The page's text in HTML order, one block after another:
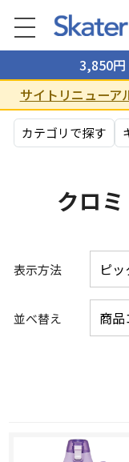
3,850円
サイトリニューア
カテゴリで探す
クロ
表示方法
並べ替え